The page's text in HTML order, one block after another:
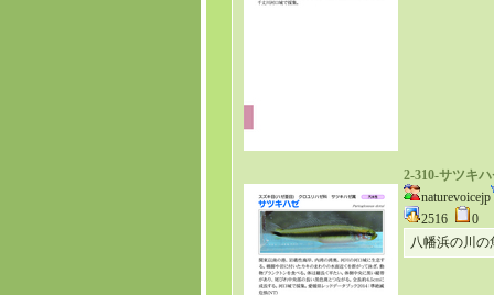
2-310-サツキ
naturevoicejp
2516
0
八幡浜の川